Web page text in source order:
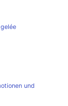
und